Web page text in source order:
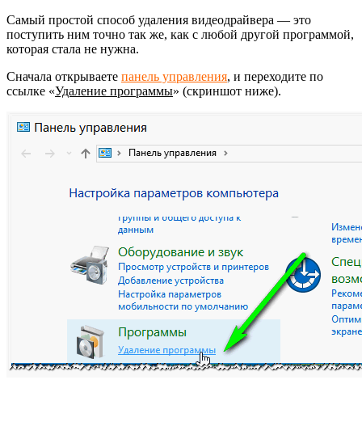
Самый простой способ удаления видеодрайвера — это
поступить ним точно так же, как с любой другой программой,
которая стала не нужна.
Сначала открываете панель управления, и переходите по
ссылке «Удаление программы» (скриншот ниже).